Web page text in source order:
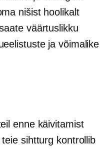
nišist hoolikalt
väärtuslikku
ja võimalike
enne käivitamist
sihtturg kontrollib